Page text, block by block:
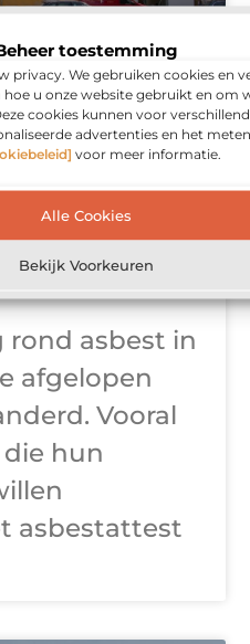
toestemming
privacy. We gebruiken cookies en
u onze website gebruikt en om
cookies kunnen voor
advertenties en het
voor meer informatie.
Alle Cookies
Bekijk Voorkeuren
moet
het
bij
een
rond asbest in
afgelopen
Vooral
hun
asbestattest